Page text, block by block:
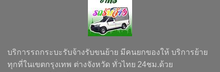
บริการรถกระบะรับจ้างรับขนย้าย มีคนยกของให้ บริการย้าย
ทุกที่ในเขตกรุงเทพ ต่างจังหวัด ทั่วไทย 24ชม.ด้วย